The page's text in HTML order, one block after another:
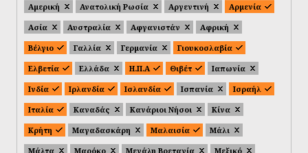
Αμερική
Ανατολική Ρωσία Αργεντινή
Αρμενία
Ασία
Αυστραλία Αφγανιστάν
Αφρική
Βέλγιο
Γαλλία Γερμανία
Γιουκοσλαβία
Ελβετία
Ελλάδα Η.Π.Α Θιβέτ
Ιαπωνία
Ινδία
Ιρλανδία Ισλανδία Ισπανία
Ισραήλ
Ιταλία
Καναδάς Κανάριοι Νήσοι
Κίνα
Κρήτη
Μαγαδασκάρη Μαλαισία
Μάλι
Μάλτα
Μαρόκο Μεγάλη Βρετανία
Μεξικό